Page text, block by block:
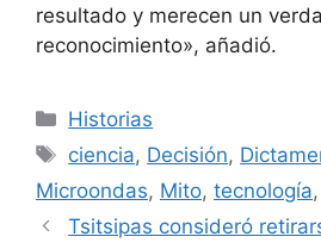
resultado y merecen un
reconocimiento», añadió.
Categorías
Historias
Etiquetas
ciencia, Decisión,
Microondas, Mito, tecnología,
Tsitsipas consideró